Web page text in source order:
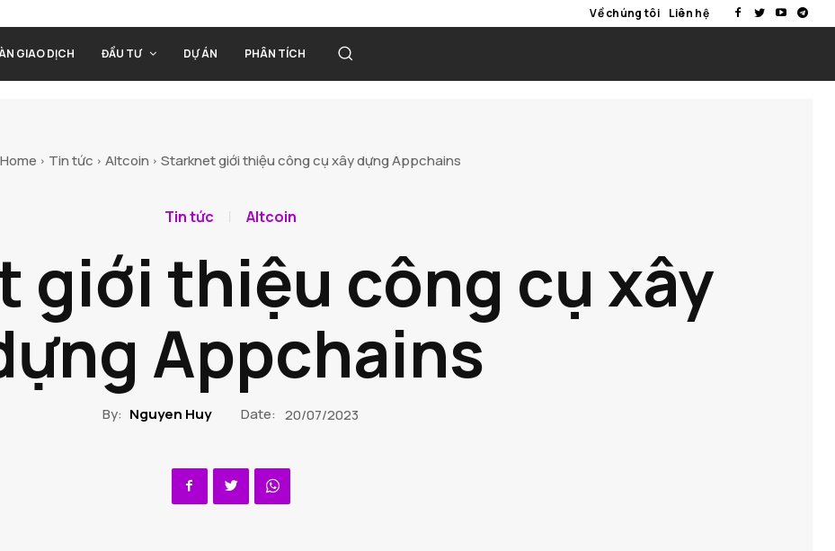
Về chúng tôi Liên hệ
GIAO DỊCH ĐẦU TƯ DỰ ÁN PHÂN TÍCH
Home Tin tức Altcoin Starknet giới thiệu công cụ xây dựng Appchains
Tin tức Altcoin
giới thiệu công cụ xây
Appchains
By: Nguyen Huy Date: 20/07/2023